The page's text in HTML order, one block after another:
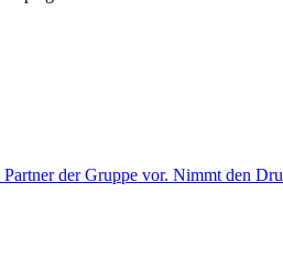
der Gruppe vor. Nimmt den